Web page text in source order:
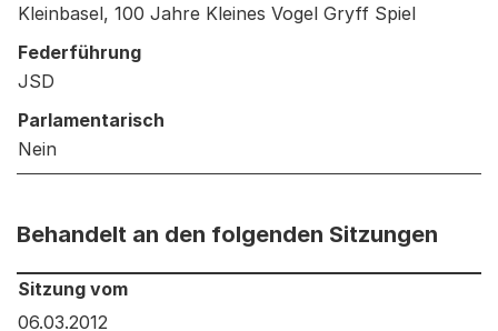
Kleinbasel, 100 Jahre Kleines Vogel Gryff Spiel
Federführung
JSD
Parlamentarisch
Nein
Behandelt an den folgenden Sitzungen
Behandelt an den folgenden Sitzungen: Informationen
Sitzung vom
06.03.2012